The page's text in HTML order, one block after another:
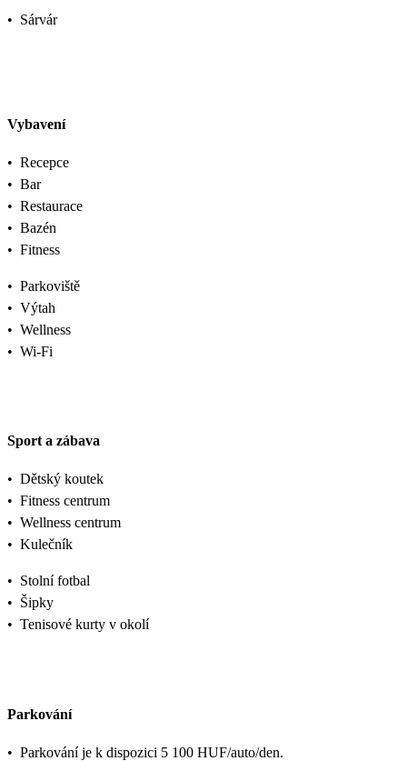
• Sárvár
Vybavení
• Recepce
• Bar
• Restaurace
• Bazén
• Fitness
• Parkoviště
• Výtah
• Wellness
• Wi-Fi
Sport a zábava
• Dětský koutek
• Fitness centrum
• Wellness centrum
• Kulečník
• Stolní fotbal
• Šipky
• Tenisové kurty v okolí
Parkování
• Parkování je k dispozici 5 100 HUF/auto/den.